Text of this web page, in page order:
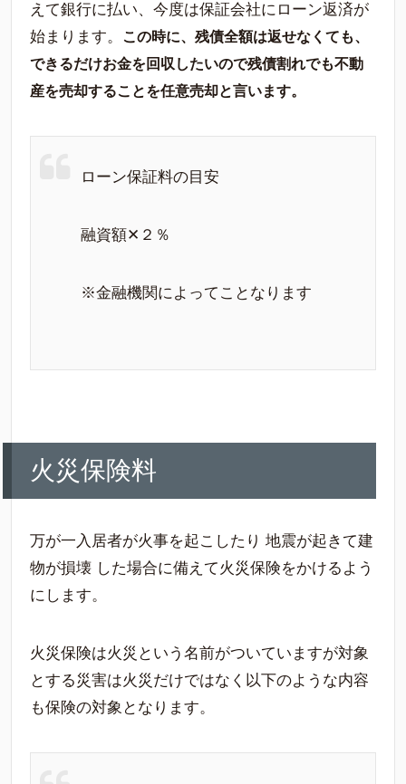
えて銀行に払い、今度は保証会社にローン返済が
始まります。
この時に、残債全額は返せなくても、
できるだけお金を回収したいので残債割れでも不動
産を売却することを任意売却と言います。
ローン保証料の目安
融資額✕２％
※金融機関によってことなります
火災保険料
万が一入居者が火事を起こしたり 地震が起きて建
物が損壊 した場合に備えて火災保険をかけるよう
にします。
火災保険は火災という名前がついていますが対象
とする災害は火災だけではなく以下のような内容
も保険の対象となります。